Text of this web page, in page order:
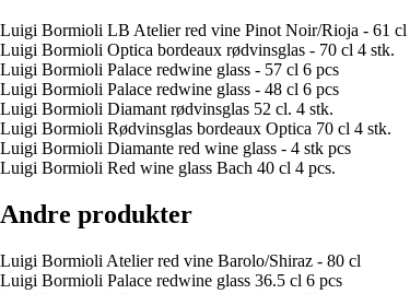
Luigi Bormioli LB Atelier red vine Pinot Noir/Rioja - 61 cl
Luigi Bormioli Optica bordeaux rødvinsglas - 70 cl 4 stk.
Luigi Bormioli Palace redwine glass - 57 cl 6 pcs
Luigi Bormioli Palace redwine glass - 48 cl 6 pcs
Luigi Bormioli Diamant rødvinsglas 52 cl. 4 stk.
Luigi Bormioli Rødvinsglas bordeaux Optica 70 cl 4 stk.
Luigi Bormioli Diamante red wine glass - 4 stk pcs
Luigi Bormioli Red wine glass Bach 40 cl 4 pcs.
Andre produkter
Luigi Bormioli Atelier red vine Barolo/Shiraz - 80 cl
Luigi Bormioli Palace redwine glass 36.5 cl 6 pcs